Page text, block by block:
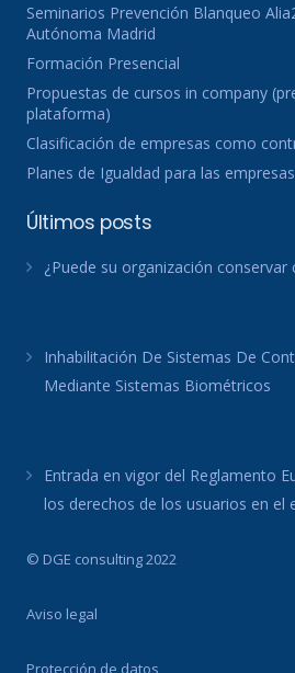
Seminarios Prevención Blanqueo
Autónoma Madrid
Formación Presencial
Propuestas de cursos in company
plataforma)
Clasificación de empresas como
Planes de Igualdad para las empresas
Últimos posts
¿Puede su organización conservar
Inhabilitación De Sistemas De
Mediante Sistemas Biométricos
Entrada en vigor del Reglamento
los derechos de los usuarios en el
© DGE consulting 2022
Aviso legal
Protección de datos